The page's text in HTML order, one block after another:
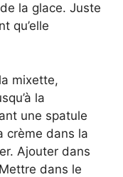
la glace. Juste
qu’elle
mixette,
la
une spatule
crème dans la
Ajouter dans
dans le